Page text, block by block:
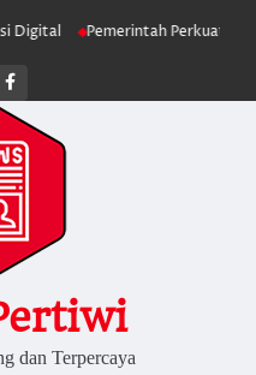
Pemerintah Perkuat
facebook
dan Terpercaya